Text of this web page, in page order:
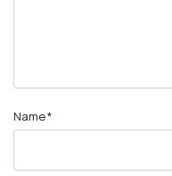
Name*